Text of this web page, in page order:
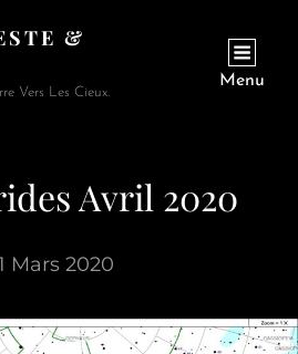
&
Vers Les Cieux.
Menu
Avril 2020
Mars 2020